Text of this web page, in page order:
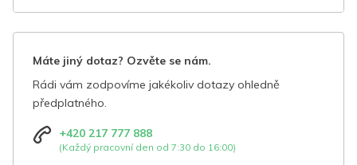
Máte jiný dotaz? Ozvěte se nám.
Rádi vám zodpovíme jakékoliv dotazy ohledně
předplatného.
+420 217 777 888
(Každý pracovní den od 7:30 do 16:00)